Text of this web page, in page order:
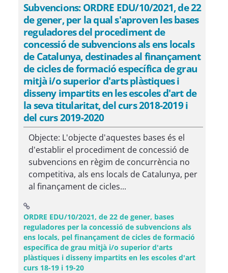
Subvencions: ORDRE EDU/10/2021, de 22
de gener, per la qual s'aproven les bases
reguladores del procediment de
concessió de subvencions als ens locals
de Catalunya, destinades al finançament
de cicles de formació específica de grau
mitjà i/o superior d'arts plàstiques i
disseny impartits en les escoles d'art de
la seva titularitat, del curs 2018-2019 i
del curs 2019-2020
Objecte: L'objecte d'aquestes bases és el
d'establir el procediment de concessió de
subvencions en règim de concurrència no
competitiva, als ens locals de Catalunya, per
al finançament de cicles...
ORDRE EDU/10/2021, de 22 de gener, bases
reguladores per la concessió de subvencions als
ens locals, pel finançament de cicles de formació
específica de grau mitjà i/o superior d'arts
plàstiques i disseny impartits en les escoles d'art
curs 18-19 i 19-20(Obre una finestra nova)